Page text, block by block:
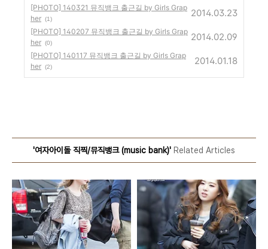
[PHOTO] 140321 뮤직뱅크 출근길 by Girls Grap
her (1)
2014.03.23
[PHOTO] 140207 뮤직뱅크 출근길 by Girls Grap
her (0)
2014.02.09
[PHOTO] 140117 뮤직뱅크 출근길 by Girls Grap
her (2)
2014.01.18
'여자아이돌 직찍/뮤직뱅크 (music bank)' Related Articles